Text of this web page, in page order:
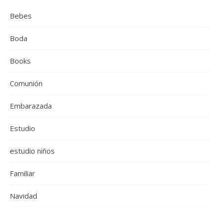
Bebes
Boda
Books
Comunión
Embarazada
Estudio
estudio niños
Familiar
Navidad